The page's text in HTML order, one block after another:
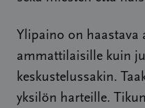
Ylipaino on haastava
ammattilaisille kuin
keskustelussakin.
yksilön harteille.